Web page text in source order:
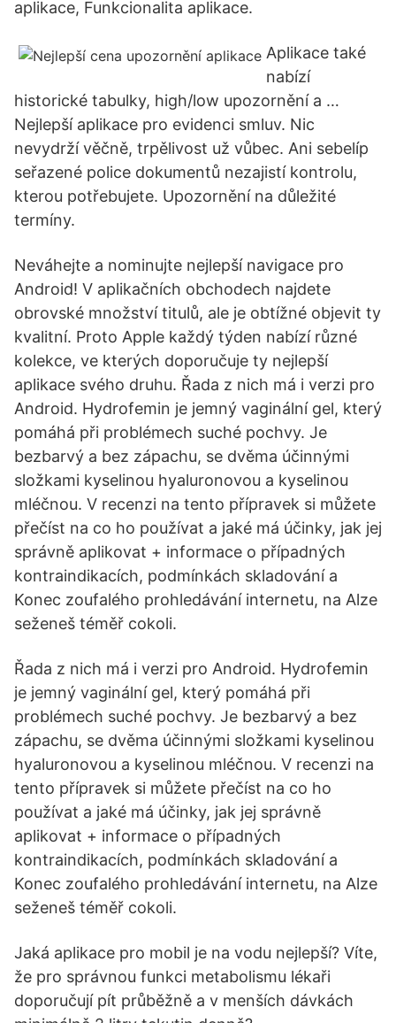
aplikace, Funkcionalita aplikace.
Aplikace také
nabízí
historické tabulky, high/low upozornění a …
Nejlepší aplikace pro evidenci smluv. Nic
nevydrží věčně, trpělivost už vůbec. Ani sebelíp
seřazené police dokumentů nezajistí kontrolu,
kterou potřebujete. Upozornění na důležité
termíny.
Neváhejte a nominujte nejlepší navigace pro
Android! V aplikačních obchodech najdete
obrovské množství titulů, ale je obtížné objevit ty
kvalitní. Proto Apple každý týden nabízí různé
kolekce, ve kterých doporučuje ty nejlepší
aplikace svého druhu. Řada z nich má i verzi pro
Android. Hydrofemin je jemný vaginální gel, který
pomáhá při problémech suché pochvy. Je
bezbarvý a bez zápachu, se dvěma účinnými
složkami kyselinou hyaluronovou a kyselinou
mléčnou. V recenzi na tento přípravek si můžete
přečíst na co ho používat a jaké má účinky, jak jej
správně aplikovat + informace o případných
kontraindikacích, podmínkách skladování a
Konec zoufalého prohledávání internetu, na Alze
seženeš téměř cokoli.
Řada z nich má i verzi pro Android. Hydrofemin
je jemný vaginální gel, který pomáhá při
problémech suché pochvy. Je bezbarvý a bez
zápachu, se dvěma účinnými složkami kyselinou
hyaluronovou a kyselinou mléčnou. V recenzi na
tento přípravek si můžete přečíst na co ho
používat a jaké má účinky, jak jej správně
aplikovat + informace o případných
kontraindikacích, podmínkách skladování a
Konec zoufalého prohledávání internetu, na Alze
seženeš téměř cokoli.
Jaká aplikace pro mobil je na vodu nejlepší? Víte,
že pro správnou funkci metabolismu lékaři
doporučují pít průběžně a v menších dávkách